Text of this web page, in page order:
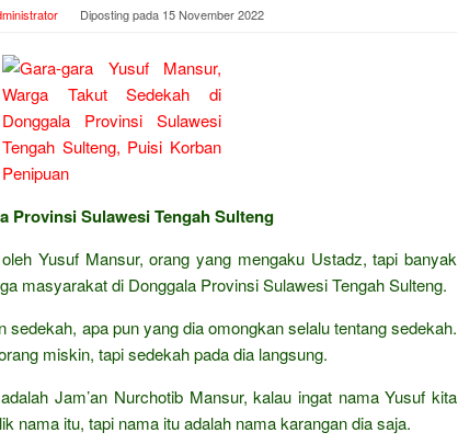
Diposting pada 15 November 2022
Provinsi Sulawesi Tengah Sulteng
Yusuf Mansur, orang yang mengaku Ustadz, tapi banyak
masyarakat di Donggala Provinsi Sulawesi Tengah Sulteng.
sedekah, apa pun yang dia omongkan selalu tentang sedekah.
miskin, tapi sedekah pada dia langsung.
Jam’an Nurchotib Mansur, kalau ingat nama Yusuf kita
nama itu, tapi nama itu adalah nama karangan dia saja.